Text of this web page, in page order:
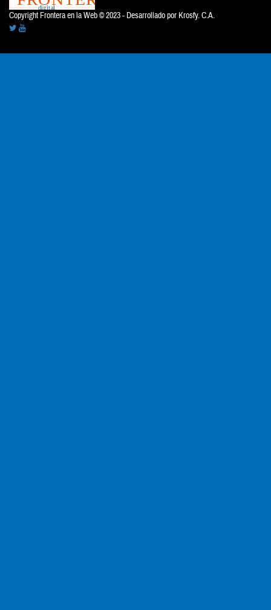
Copyright Frontera en la Web © 2023 - Desarrollado por Krosfy. C.A.